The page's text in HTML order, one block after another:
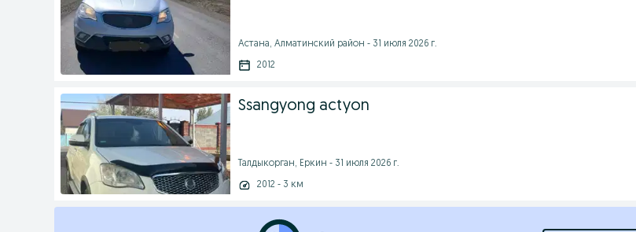
Астана, Алматинский район - 31 июля 2026 г.
2012
Ssangyong actyon
Талдыкорган, Еркин - 31 июля 2026 г.
2012 - 3 км